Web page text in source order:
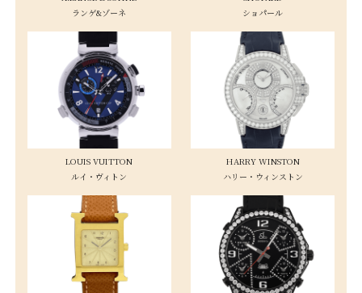
ランゲ&ゾーネ
ショパール
LOUIS VUITTON
ルイ・ヴィトン
HARRY WINSTON
ハリー・ウィンストン